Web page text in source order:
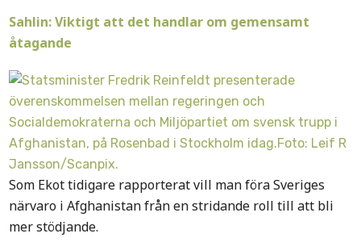
Sahlin: Viktigt att det handlar om gemensamt
åtagande
Som Ekot tidigare rapporterat vill man föra Sveriges
närvaro i Afghanistan från en stridande roll till att bli
mer stödjande.